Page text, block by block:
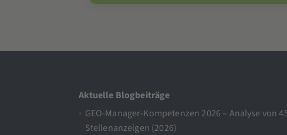
Aktuelle Blogbeiträge
GEO-Manager-Kompetenzen 2026 – Analyse von
Stellenanzeigen (2026)